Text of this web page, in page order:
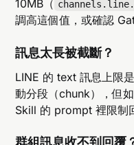
10MB（
調高這個值，或確認
訊息太長被截斷？
LINE 的 text 訊息上限
動分段（chunk），但
Skill 的 prompt 裡限制
群組訊息收不到回覆